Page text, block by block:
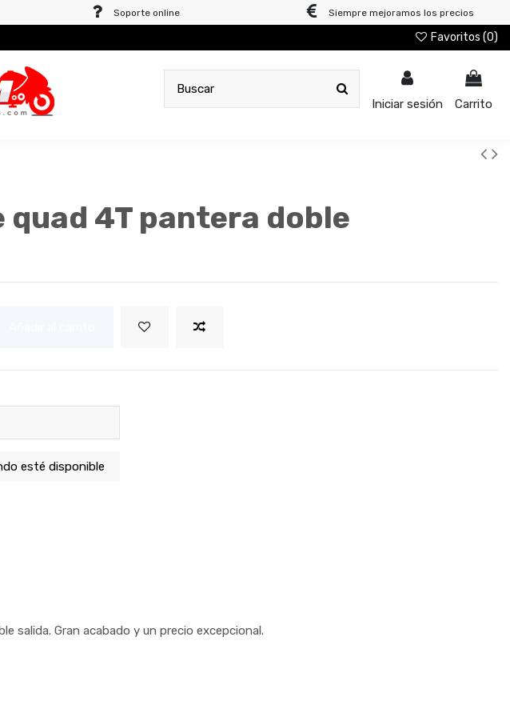
Soporte online Siempre mejoramos los precios
Favoritos (0)
Iniciar sesión Carrito
quad 4T pantera doble
salida. Gran acabado y un precio excepcional.